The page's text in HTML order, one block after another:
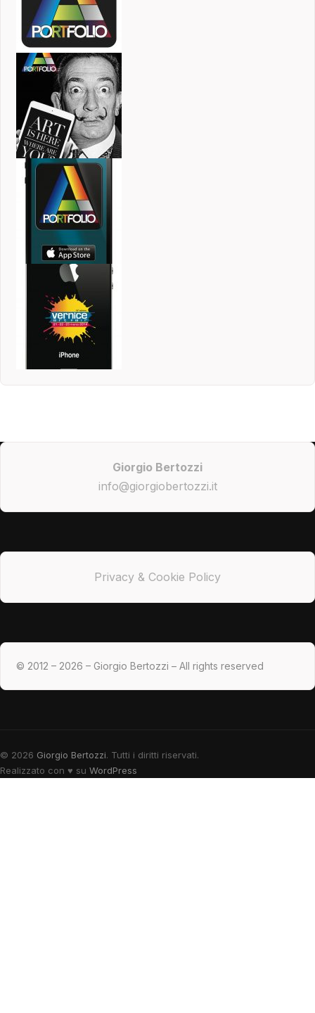
Giorgio Bertozzi
info@giorgiobertozzi.it
Privacy & Cookie Policy
© 2012 – 2026 – Giorgio Bertozzi – All rights reserved
© 2026 Giorgio Bertozzi. Tutti i diritti riservati.
Realizzato con ♥ su WordPress